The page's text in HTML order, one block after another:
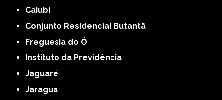
Caiubi
Conjunto Residencial Butantã
Freguesia do Ó
Instituto da Previdência
Jaguaré
Jaraguá